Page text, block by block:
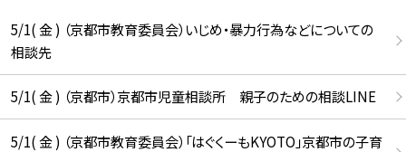
5/1( 金 ) （京都市教育委員会）いじめ・暴力行為などについての
相談先
5/1( 金 ) （京都市）京都市児童相談所 親子のための相談LINE
5/1( 金 ) （京都市教育委員会）「はぐくーもKYOTO」京都市の子育